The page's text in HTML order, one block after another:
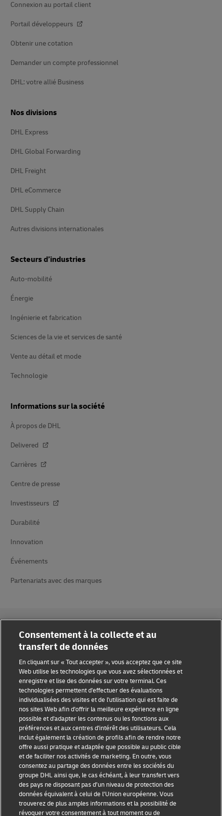
Connexion au portail client
Portail développeurs
Obtenir une cotation
Demander un compte professionnel
DHL: votre allié Business
Nos divisions
DHL Express
DHL Global Forwarding
DHL Freight
DHL eCommerce
DHL Supply Chain
Autres divisions internationales
Secteurs d’industries
Auto-mobilité
Énergie
Ingénierie et fabrication
Sciences de la vie et services de santé
Vente au détail et mode
Technologie
Informations sur la société
À propos de DHL
Delivered
Carrières
Centre de presse
Investisseurs
Durabilité
Innovation
Événements
Partenariats avec des marques
Sensibilisation à la fraude
Mention légale
Conditions d’utilisation
Avis de confidentialité
Accessibilité
Informations complémentaires
Paramètres des cookies
Suivez-nous
Consentement à la collecte et au
transfert de données
En cliquant sur « Tout accepter », vous acceptez que ce site
Web utilise les technologies que vous avez sélectionnées et
enregistre et lise des données sur votre terminal. Ces
technologies permettent d'effectuer des évaluations
individualisées des visites et de l'utilisation qui est faite de
nos sites Web afin d'offrir la meilleure expérience en ligne
possible et d'adapter les contenus ou les fonctions aux
préférences et aux centres d'intérêt des utilisateurs. Cela
inclut également la création de profils afin de rendre notre
offre aussi pratique et adaptée que possible au public cible
et de faciliter nos activités de marketing. En outre, vous
consentez au partage des données entre les sociétés du
groupe DHL ainsi que, le cas échéant, à leur transfert vers
des pays ne disposant pas d’un niveau de protection des
données équivalent à celui de l’Union européenne. Vous
trouverez de plus amples informations et la possibilité de
révoquer votre consentement à tout moment ou de